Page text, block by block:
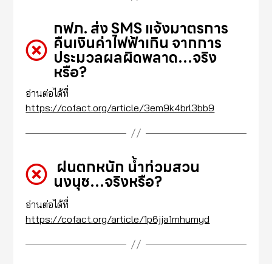
กฟภ. ส่ง SMS แจ้งมาตรการ
คืนเงินค่าไฟฟ้าเกิน จากการ
ประมวลผลผิดพลาด…จริง
หรือ?
อ่านต่อได้ที่
https://cofact.org/article/3em9k4brl3bb9
ฝนตกหนัก น้ำท่วมสวน
นงนุช…จริงหรือ?
อ่านต่อได้ที่
https://cofact.org/article/1p6jja1mhumyd